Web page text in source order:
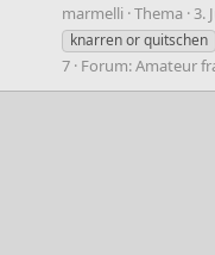
marmelli Thema 3.
knarren or quitschen
7 Forum:Amateur